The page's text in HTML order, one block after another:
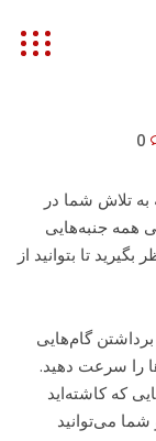
تلاش شما در
همه جنبه‌هایی
تا بتوانید از
گام‌هایی
را سرعت دهید.
که کاشته‌اید
شما می‌توانید